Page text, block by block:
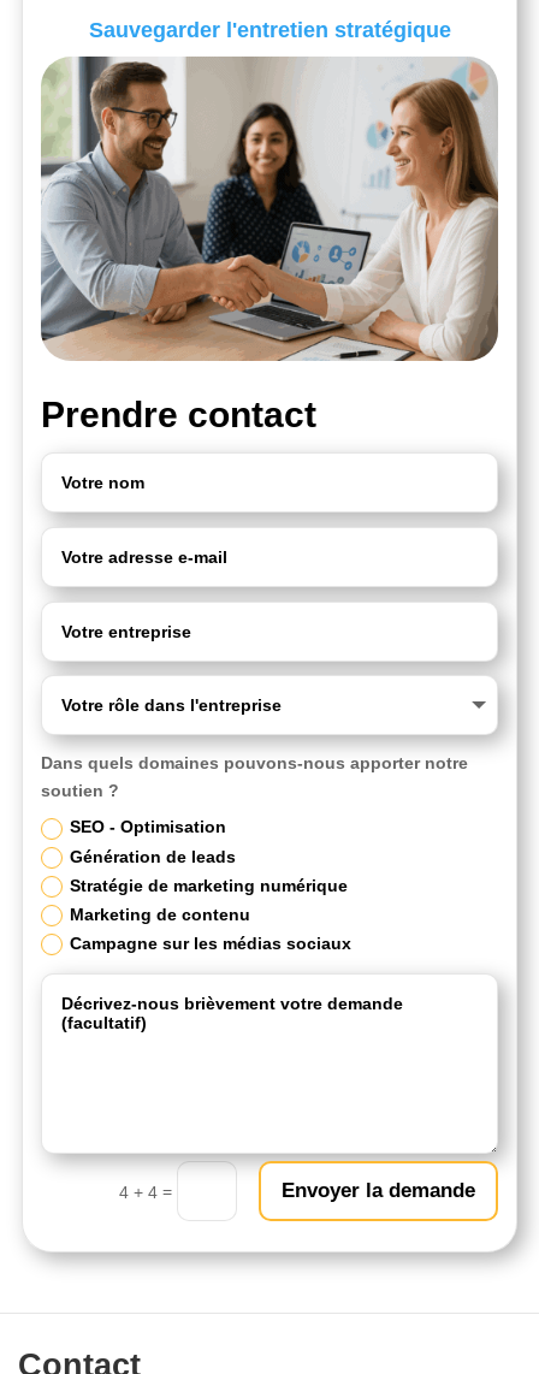
Sauvegarder l'entretien stratégique
Prendre contact
Dans quels domaines pouvons-nous apporter notre
soutien ?
SEO - Optimisation
Génération de leads
Stratégie de marketing numérique
Marketing de contenu
Campagne sur les médias sociaux
4 + 4 = Envoyer la demande
Contact